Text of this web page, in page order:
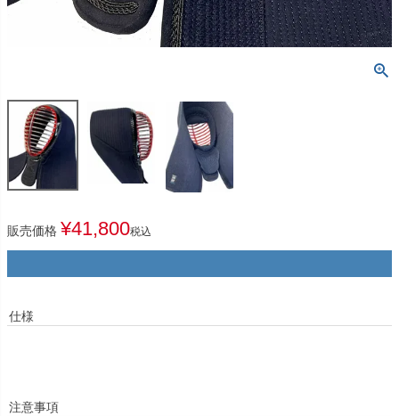
販売価格 ¥41,800税込
仕様
注意事項